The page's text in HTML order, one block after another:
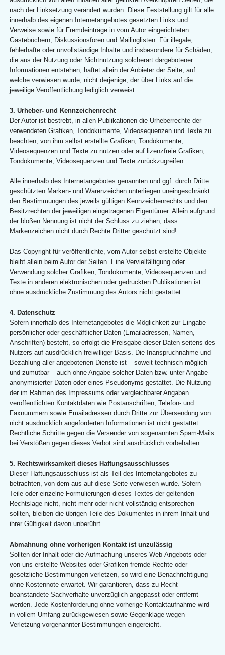
nach der Linksetzung verändert wurden. Diese Feststellung gilt für alle
innerhalb des eigenen Internetangebotes gesetzten Links und
Verweise sowie für Fremdeinträge in vom Autor eingerichteten
Gästebüchern, Diskussionsforen und Mailinglisten. Für illegale,
fehlerhafte oder unvollständige Inhalte und insbesondere für Schäden,
die aus der Nutzung oder Nichtnutzung solcherart dargebotener
Informationen entstehen, haftet allein der Anbieter der Seite, auf
welche verwiesen wurde, nicht derjenige, der über Links auf die
jeweilige Veröffentlichung lediglich verweist.
3. Urheber- und Kennzeichenrecht
Der Autor ist bestrebt, in allen Publikationen die Urheberrechte der
verwendeten Grafiken, Tondokumente, Videosequenzen und Texte zu
beachten, von ihm selbst erstellte Grafiken, Tondokumente,
Videosequenzen und Texte zu nutzen oder auf lizenzfreie Grafiken,
Tondokumente, Videosequenzen und Texte zurückzugreifen.
Alle innerhalb des Internetangebotes genannten und ggf. durch Dritte
geschützten Marken- und Warenzeichen unterliegen uneingeschränkt
den Bestimmungen des jeweils gültigen Kennzeichenrechts und den
Besitzrechten der jeweiligen eingetragenen Eigentümer. Allein aufgrund
der bloßen Nennung ist nicht der Schluss zu ziehen, dass
Markenzeichen nicht durch Rechte Dritter geschützt sind!
Das Copyright für veröffentlichte, vom Autor selbst erstellte Objekte
bleibt allein beim Autor der Seiten. Eine Vervielfältigung oder
Verwendung solcher Grafiken, Tondokumente, Videosequenzen und
Texte in anderen elektronischen oder gedruckten Publikationen ist
ohne ausdrückliche Zustimmung des Autors nicht gestattet.
4. Datenschutz
Sofern innerhalb des Internetangebotes die Möglichkeit zur Eingabe
persönlicher oder geschäftlicher Daten (Emailadressen, Namen,
Anschriften) besteht, so erfolgt die Preisgabe dieser Daten seitens des
Nutzers auf ausdrücklich freiwilliger Basis. Die Inanspruchnahme und
Bezahlung aller angebotenen Dienste ist – soweit technisch möglich
und zumutbar – auch ohne Angabe solcher Daten bzw. unter Angabe
anonymisierter Daten oder eines Pseudonyms gestattet. Die Nutzung
der im Rahmen des Impressums oder vergleichbarer Angaben
veröffentlichten Kontaktdaten wie Postanschriften, Telefon- und
Faxnummern sowie Emailadressen durch Dritte zur Übersendung von
nicht ausdrücklich angeforderten Informationen ist nicht gestattet.
Rechtliche Schritte gegen die Versender von sogenannten Spam-Mails
bei Verstößen gegen dieses Verbot sind ausdrücklich vorbehalten.
5. Rechtswirksamkeit dieses Haftungsausschlusses
Dieser Haftungsausschluss ist als Teil des Internetangebotes zu
betrachten, von dem aus auf diese Seite verwiesen wurde. Sofern
Teile oder einzelne Formulierungen dieses Textes der geltenden
Rechtslage nicht, nicht mehr oder nicht vollständig entsprechen
sollten, bleiben die übrigen Teile des Dokumentes in ihrem Inhalt und
ihrer Gültigkeit davon unberührt.
Abmahnung ohne vorherigen Kontakt ist unzulässig
Sollten der Inhalt oder die Aufmachung unseres Web-Angebots oder
von uns erstellte Websites oder Grafiken fremde Rechte oder
gesetzliche Bestimmungen verletzen, so wird eine Benachrichtigung
ohne Kostennote erwartet. Wir garantieren, dass zu Recht
beanstandete Sachverhalte unverzüglich angepasst oder entfernt
werden. Jede Kostenforderung ohne vorherige Kontaktaufnahme wird
in vollem Umfang zurückgewiesen sowie Gegenklage wegen
Verletzung vorgenannter Bestimmungen eingereicht.